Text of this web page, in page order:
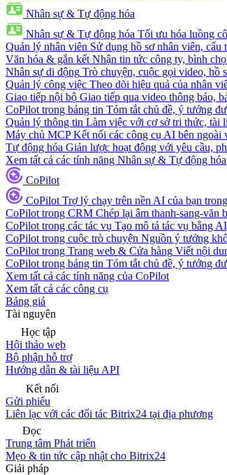
Nhân sự & Tự động hóa
Nhân sự & Tự động hóa Tối ưu hóa luồng
Quản lý nhân viên Sử dụng hồ sơ nhân viên,
Văn hóa & gắn kết Nhận tin tức công ty, bình
Nhân sự di động Trò chuyện, cuộc gọi video, hồ
Quản lý công việc Theo dõi hiệu quả của nhân
Giao tiếp nội bộ Giao tiếp qua video thông báo,
CoPilot trong bảng tin Tóm tắt chủ đề, ý tưởng
Quản lý thông tin Làm việc với cơ sở tri thức, tài
Máy chủ MCP Kết nối các công cụ AI bên ngoài
Tự động hóa Giản lược hoạt động với yêu cầu,
Xem tất cả các tính năng Nhân sự & Tự động hóa
CoPilot
CoPilot Trợ lý chạy trên nền AI của bạn
CoPilot trong CRM Chép lại âm thanh-sang-văn
CoPilot trong các tác vụ Tạo mô tả tác vụ bằng
CoPilot trong cuộc trò chuyện Nguồn ý tưởng
CoPilot trong Trang web & Cửa hàng Viết nội
CoPilot trong bảng tin Tóm tắt chủ đề, ý tưởng
Xem tất cả các tính năng của CoPilot
Xem tất cả các công cụ
Bảng giá
Tài nguyên
Học tập
Hội thảo web
Bộ phận hỗ trợ
Hướng dẫn & tài liệu API
Kết nối
Gửi phiếu
Liên lạc với các đối tác Bitrix24 tại địa phương
Đọc
Trung tâm Phát triển
Mẹo & tin tức cập nhật cho Bitrix24
Giải pháp